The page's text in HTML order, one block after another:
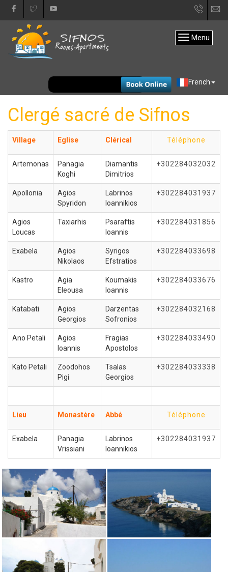
+30
31333
Menu
French
EUR
Clergé sacré de Sifnos
Village Eglise Clérical Téléphone
Artemonas
Panagia
Koghi
Diamantis
Dimitrios
+302284032032
Apollonia
Agios
Spyridon
Labrinos
Ioannikios
+302284031937
Agios
Loucas
Taxiarhis
Psaraftis
Ioannis
+302284031856
Exabela
Agios
Nikolaos
Syrigos
Efstratios
+302284033698
Kastro
Agia
Eleousa
Koumakis
Ioannis
+302284033676
Katabati
Agios
Georgios
Darzentas
Sofronios
+302284032168
Ano Petali
Agios
Ioannis
Fragias
Apostolos
+302284033490
Kato Petali
Zoodohos
Pigi
Tsalas
Georgios
+302284033338
Lieu Monastère Abbé Téléphone
Exabela
Panagia
Vrissiani
Labrinos
Ioannikios
+302284031937